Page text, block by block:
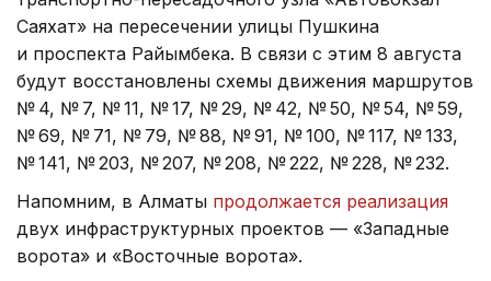
Саяхат» на пересечении улицы Пушкина
и проспекта Райымбека. В связи с этим 8 августа
будут восстановлены схемы движения маршрутов
№ 4, № 7, № 11, № 17, № 29, № 42, № 50, № 54, № 59,
№ 69, № 71, № 79, № 88, № 91, № 100, № 117, № 133,
№ 141, № 203, № 207, № 208, № 222, № 228, № 232.
Напомним, в Алматы продолжается реализация
двух инфраструктурных проектов — «Западные
ворота» и «Восточные ворота».